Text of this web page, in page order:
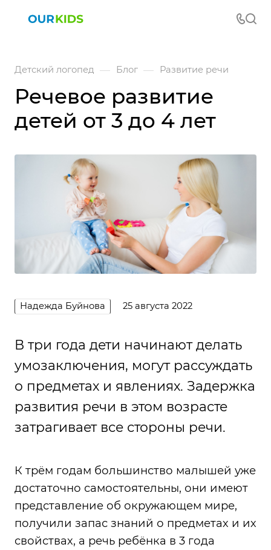
Детский логопед — Блог — Развитие речи
Речевое развитие
детей от 3 до 4 лет
Надежда Буйнова 25 августа 2022
В три года дети начинают делать
умозаключения, могут рассуждать
о предметах и явлениях. Задержка
развития речи в этом возрасте
затрагивает все стороны речи.
К трём годам большинство малышей уже
достаточно самостоятельны, они имеют
представление об окружающем мире,
получили запас знаний о предметах и их
свойствах, а речь ребёнка в 3 года